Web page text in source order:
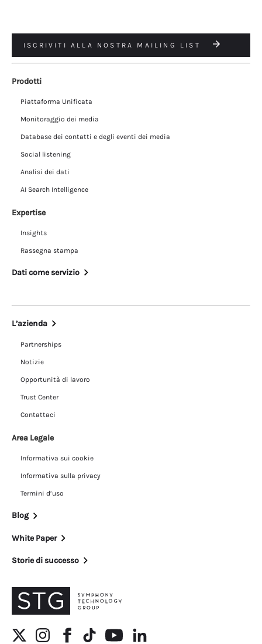
ISCRIVITI ALLA NOSTRA MAILING LIST
Prodotti
Piattaforma Unificata
Monitoraggio dei media
Database dei contatti e degli eventi dei media
Social listening
Analisi dei dati
AI Search Intelligence
Expertise
Insights
Rassegna stampa
Dati come servizio
L’azienda
Partnerships
Notizie
Opportunità di lavoro
Trust Center
Contattaci
Area Legale
Informativa sui cookie
Informativa sulla privacy
Termini d’uso
Blog
White Paper
Storie di successo